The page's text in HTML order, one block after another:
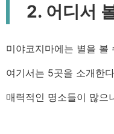
2. 어디서
미야코지마에는 별을 볼
여기서는 5곳을 소개한
매력적인 명소들이 많으